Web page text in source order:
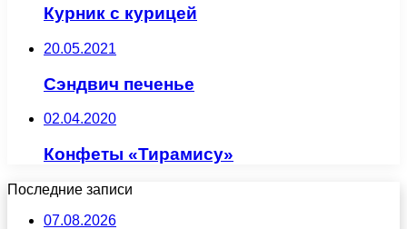
Курник с курицей
20.05.2021
Сэндвич печенье
02.04.2020
Конфеты «Тирамису»
Последние записи
07.08.2026